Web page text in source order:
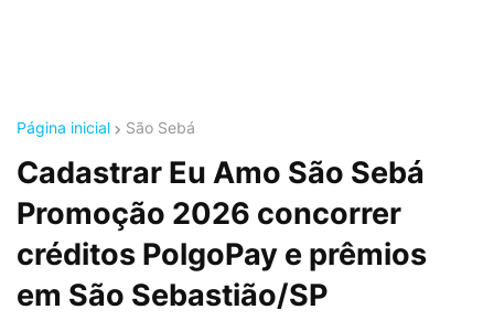
Página inicial São Sebá
Cadastrar Eu Amo São Sebá
Promoção 2026 concorrer
créditos PolgoPay e prêmios
em São Sebastião/SP